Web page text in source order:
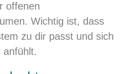
offenen
Wichtig ist, dass
zu dir passt und sich
anfühlt.